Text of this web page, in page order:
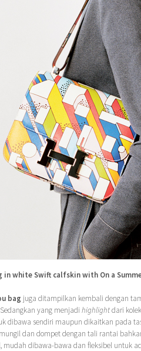
in white Swift calfskin with On a
bag juga ditampilkan kembali dengan
yang menjadi highlightdari
dibawa sendiri maupun dikaitkan pada
mungil dan dompet dengan tali rantai
mudah dibawa-bawa dan fleksibel untuk